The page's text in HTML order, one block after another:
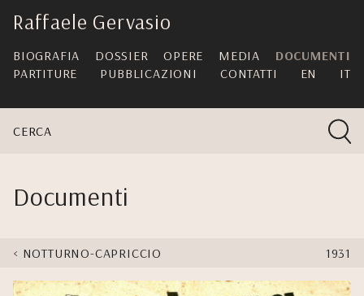
navigation
Raffaele Gervasio
BIOGRAFIA DOSSIER OPERE MEDIA
DOCUMENTI
PARTITURE
PUBBLICAZIONI CONTATTI EN IT
CERCA
Documenti
NOTTURNO-CAPRICCIO 1931